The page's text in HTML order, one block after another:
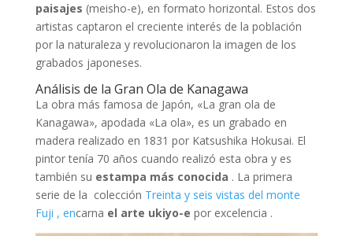
paisajes (meisho-e), en formato horizontal. Estos dos
artistas captaron el creciente interés de la población
por la naturaleza y revolucionaron la imagen de los
grabados japoneses.
Análisis de la Gran Ola de Kanagawa
La obra más famosa de Japón, «La gran ola de
Kanagawa», apodada «La ola», es un grabado en
madera realizado en 1831 por Katsushika Hokusai. El
pintor tenía 70 años cuando realizó esta obra y es
también su estampa más conocida . La primera
serie de la colección Treinta y seis vistas del monte
Fuji , encarna el arte ukiyo-e por excelencia .